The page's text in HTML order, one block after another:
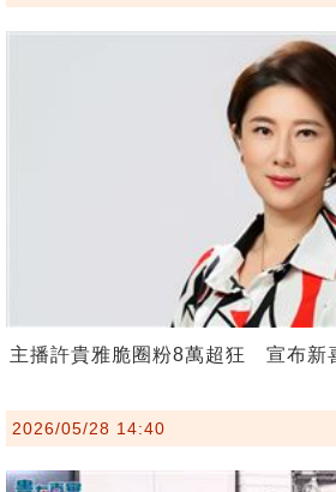
主播許貴雅脆圈粉8萬超狂 宣布新
2026/05/28 14:40